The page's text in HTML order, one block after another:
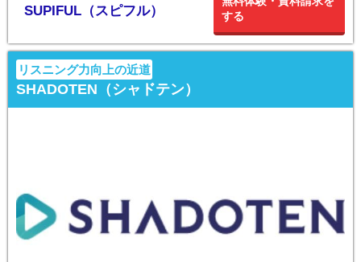
SUPIFUL（スピフル）
する
リスニング力向上の近道
SHADOTEN（シャドテン）